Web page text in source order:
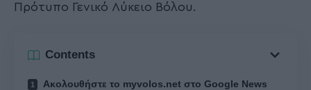
Πρότυπο Γενικό Λύκειο Βόλου.
Contents
Ακολουθήστε το myvolos.net στο Google News